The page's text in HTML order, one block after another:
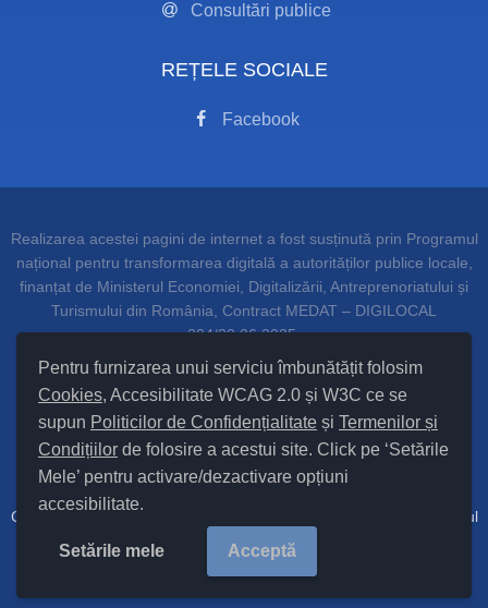
Pentru furnizarea unui serviciu îmbunătățit folosim
Cookies, Accesibilitate WCAG 2.0 și W3C ce se
supun Politicilor de Confidențialitate și Termenilor și
Condițiilor de folosire a acestui site. Click pe ‘Setările
Mele’ pentru activare/dezactivare opțiuni
accesibilitate.
Setările mele Acceptă
Consultări publice
REȚELE SOCIALE
Facebook
Realizarea acestei pagini de internet a fost susținută prin Programul
național pentru transformarea digitală a autorităților publice locale,
finanțat de Ministerul Economiei, Digitalizării, Antreprenoriatului și
Turismului din România, Contract MEDAT – DIGILOCAL
204/20.06.2025.
Setări Cookies și Accesibilitate
Cod Județ 4 / Județul Bacău / Tipul UAT – 14 – C – Comună / Codul
SIRUTA al Unității Administrativ Teritoriale Sănduleni 25148 / |
Vechi